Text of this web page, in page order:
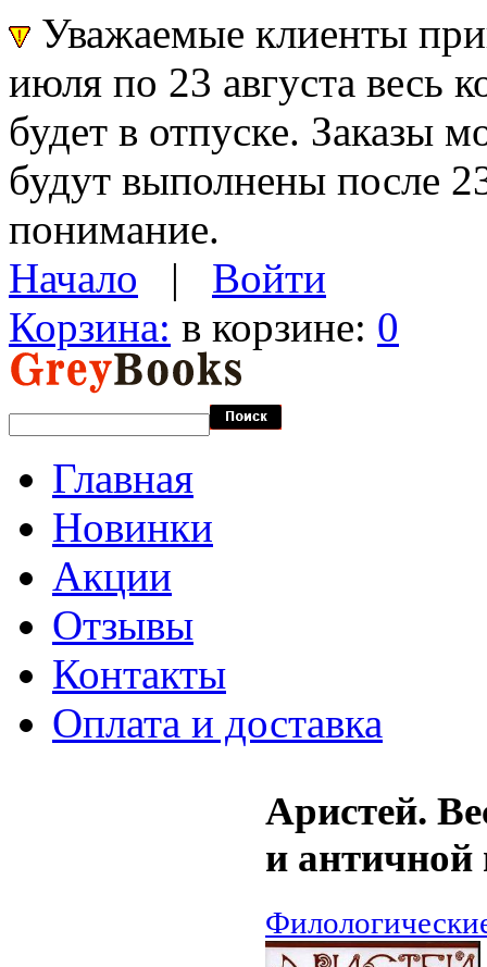
Уважаемые клиенты
июля по 23 августа весь
будет в отпуске. Заказы
будут выполнены после
понимание.
Начало | Войти
Корзина: в корзине: 0
Главная
Новинки
Акции
Отзывы
Контакты
Оплата и доставка
Аристей.
и античной